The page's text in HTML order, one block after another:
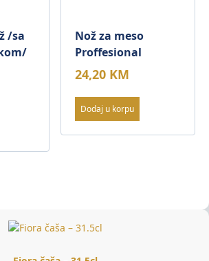
/sa
Nož za meso
Proffesional
24,20 KM
Dodaj u korpu